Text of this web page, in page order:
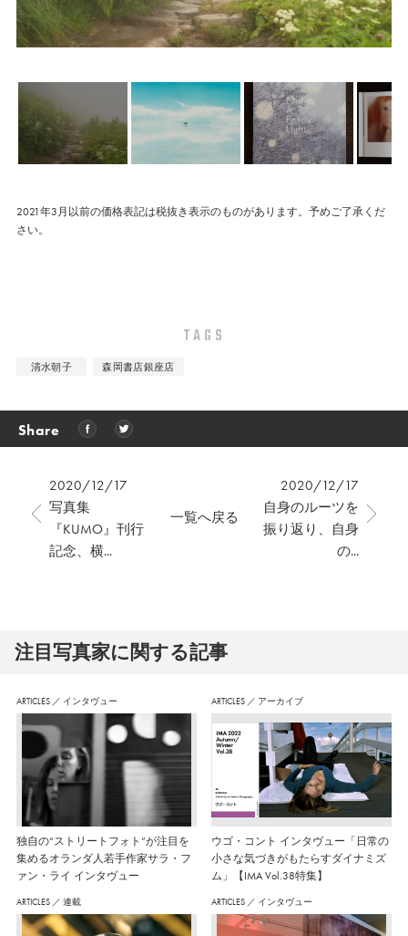
2021年3月以前の価格表記は税抜き表示のものがあります。予めご了承くだ
さい。
TAGS
清水朝子 森岡書店銀座店
Share
2020/12/17
写真集
『KUMO』刊行
記念、横...
2020/12/17
自身のルーツを
振り返り、自身
の...
一覧へ戻る
注⽬写真家に関する記事
ARTICLES ／ インタヴュー
独自の“ストリートフォト”が注目を
集めるオランダ人若手作家サラ・フ
ァン・ライ インタヴュー
ARTICLES ／ アーカイブ
ウゴ・コント インタヴュー「日常の
小さな気づきがもたらすダイナミズ
ム」【IMA Vol.38特集】
ARTICLES ／ 連載 ARTICLES ／ インタヴュー